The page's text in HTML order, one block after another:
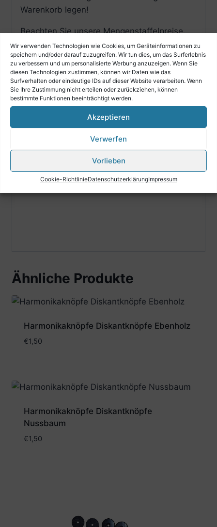
Wir verwenden Technologien wie Cookies, um Geräteinformationen zu
speichern und/oder darauf zuzugreifen. Wir tun dies, um das Surferlebnis
zu verbessern und um personalisierte Werbung anzuzeigen. Wenn Sie
diesen Technologien zustimmen, können wir Daten wie das
Surfverhalten oder eindeutige IDs auf dieser Website verarbeiten. Wenn
Sie Ihre Zustimmung nicht erteilen oder zurückziehen, können
bestimmte Funktionen beeinträchtigt werden.
Akzeptieren
Verwerfen
Vorlieben
Cookie-RichtlinieDatenschutzerklärungImpressum
Warenkorb legen!
Beachten Sie unsere Mengenstaffelpreise.
Einfach auf den grünen Button neben dem
Preis klicken.
Ähnliche Produkte
Harmonikaknöpfe Diskantknöpfe Ebenholz
€1,50
Harmonikaknöpfe Diskantknöpfe
Nussbaum
€1,50